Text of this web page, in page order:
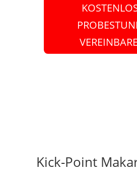
Kick-Point